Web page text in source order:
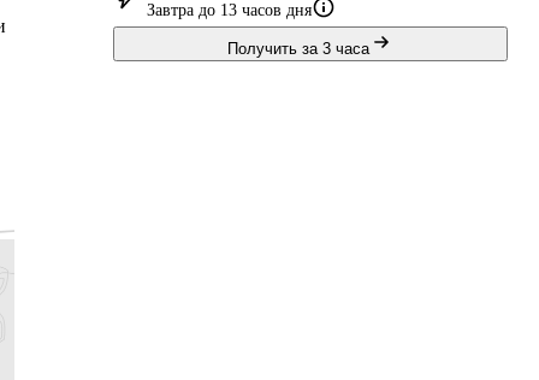
Завтра до 13 часов дня
Получить за 3 часа